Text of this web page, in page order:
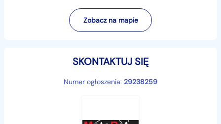
- metalowe podnóżki
KOLORY : POMARAŃCZOWY - NIEBIESKI - ZIELONY
Zobacz na mapie
SKONTAKTUJ SIĘ
Numer ogłoszenia: 29238259